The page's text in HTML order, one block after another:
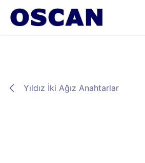
İçereği Atla
Yıldız İki Ağız Anahtarlar